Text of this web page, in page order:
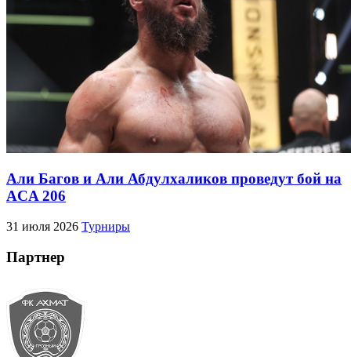
Али Багов и Али Абдулхаликов проведут бой на
ACA 206
31 июля 2026 Турниры
Партнер